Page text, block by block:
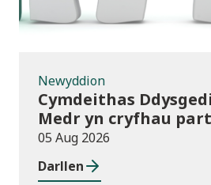
Newyddion
Cymdeithas
Medr yn cryfhau
hirdymor
05 Aug 2026
Darllen